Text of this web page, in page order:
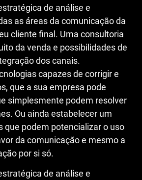
de análise e
as áreas da comunicação da
cliente final. Uma consultoria
da venda e possibilidades de
dos canais.
capazes de corrigir e
que a sua empresa pode
simplesmente podem resolver
Ou ainda estabelecer um
que podem potencializar o uso
da comunicação e mesmo a
por si só.
de análise e